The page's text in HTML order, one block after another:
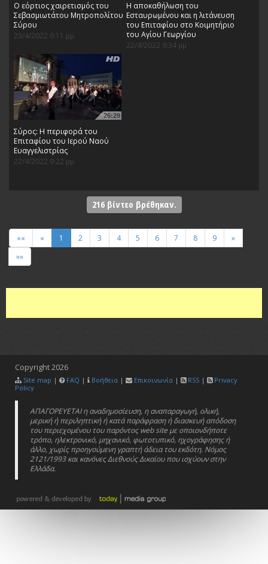
Ο εόρτιος χαιρετισμός του
Σεβασμιωτάτου Μητροπολίτου
Σύρου
23/4/2022 6:11 μμ
Η αποκαθήλωση του
Εσταυρωμένου και η λιτάνευση
του Επιταφίου στο Κοιμητήριο
του Αγίου Γεωργίου
22/4/2022 9:34 μμ
26:29
Σύρος: Η περιφορά του
Επιταφίου του Ιερού Ναού
Ευαγγελιστρίας
22/4/2022 9:22 μμ
216βίντεο βρέθηκαν.
«« « 1 2 3 4 5 6 7 8 9
»
»»
Copyright2026
Site map | FAQ | Βοήθεια | Επικοινωνία | RSS |
Privacy
Policy
ΑΠΑΓΟΡΕΥΕΤΑΙ η αναδημοσίευση, η αναπαραγωγή, ολική,
μερική ή περιληπτική ή κατά παράφραση ή διασκευή απόδοση
του περιεχομένου του παρόντος web site με οποιονδήποτε
τρόπο, ηλεκτρονικό, μηχανικό, φωτοτυπικό, ηχογράφησης ή
άλλο, χωρίς προηγούμενη γραπτή άδεια του εκδότη. Νόμος
2121/1993 και κανόνες Διεθνούς Δικαίου που ισχύουν στην
Ελλάδα.